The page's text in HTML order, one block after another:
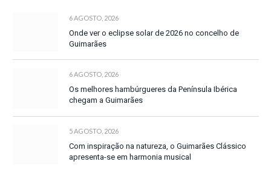
6 AGOSTO, 2026
Onde ver o eclipse solar de 2026 no concelho de
Guimarães
6 AGOSTO, 2026
Os melhores hambúrgueres da Península Ibérica
chegam a Guimarães
5 AGOSTO, 2026
Com inspiração na natureza, o Guimarães Clássico
apresenta-se em harmonia musical